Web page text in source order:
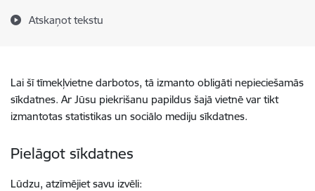
Atskaņot tekstu
Lai šī tīmekļvietne darbotos, tā izmanto obligāti nepieciešamās
sīkdatnes. Ar Jūsu piekrišanu papildus šajā vietnē var tikt
izmantotas statistikas un sociālo mediju sīkdatnes.
Pielāgot sīkdatnes
Lūdzu, atzīmējiet savu izvēli: